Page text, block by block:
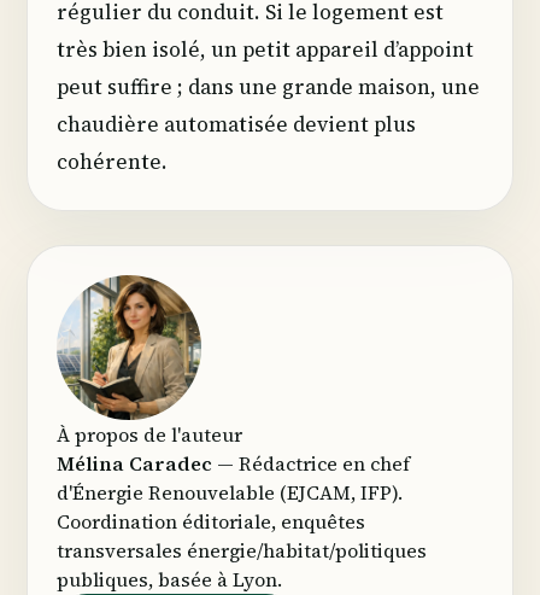
régulier du conduit. Si le logement est
très bien isolé, un petit appareil d’appoint
peut suffire ; dans une grande maison, une
chaudière automatisée devient plus
cohérente.
À propos de l'auteur
Mélina Caradec — Rédactrice en chef
d'Énergie Renouvelable (EJCAM, IFP).
Coordination éditoriale, enquêtes
transversales énergie/habitat/politiques
publiques, basée à Lyon.